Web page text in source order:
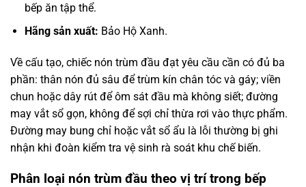
bếp ăn tập thể.
Hãng sản xuất: Bảo Hộ Xanh.
Về cấu tạo, chiếc nón trùm đầu đạt yêu cầu cần có đủ ba
phần: thân nón đủ sâu để trùm kín chân tóc và gáy; viền
chun hoặc dây rút để ôm sát đầu mà không siết; đường
may vắt sổ gọn, không để sợi chỉ thừa rơi vào thực phẩm.
Đường may bung chỉ hoặc vắt sổ ẩu là lỗi thường bị ghi
nhận khi đoàn kiểm tra vệ sinh rà soát khu chế biến.
Phân loại nón trùm đầu theo vị trí trong bếp